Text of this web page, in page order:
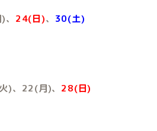
、 24(日)、 30(土)
)、22(月)、 28(日)